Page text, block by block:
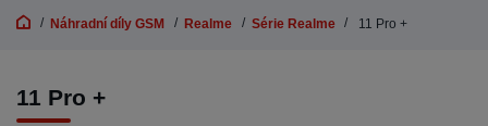
Náhradní díly GSM Realme Série Realme 11 Pro +
11 Pro +